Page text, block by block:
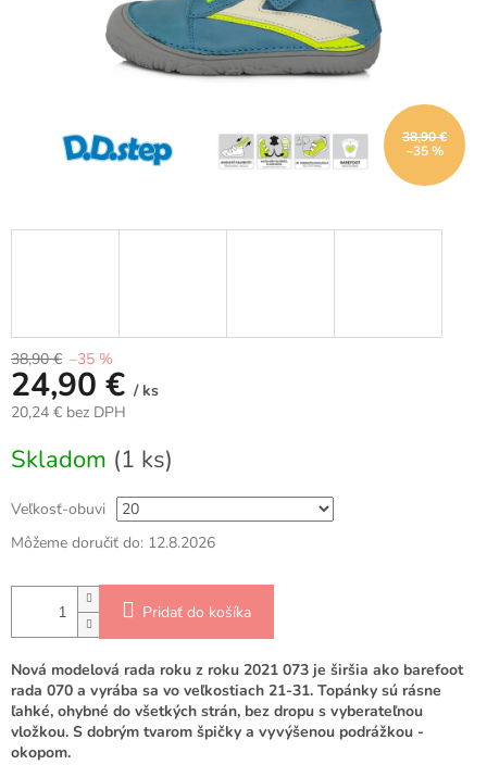
38,90 €
–35 %
38,90 € –35 %
24,90 € / ks
20,24 € bez DPH
cena:
Skladom (1 ks)
Veľkosť-obuvi
Môžeme doručiť do: 12.8.2026
Pridať do košíka
Nová modelová rada roku z roku 2021 073 je širšia ako barefoot
rada 070 a vyrába sa vo veľkostiach 21-31. Topánky sú rásne
ľahké, ohybné do všetkých strán, bez dropu s vyberateľnou
vložkou. S dobrým tvarom špičky a vyvýšenou podrážkou -
okopom.